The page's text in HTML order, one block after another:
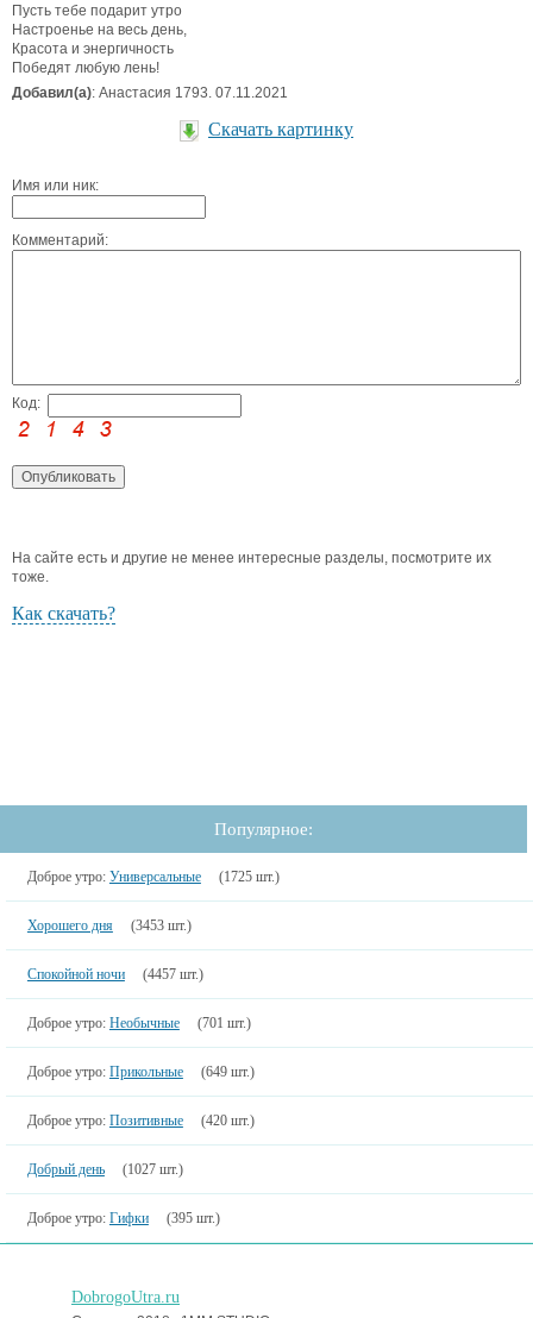
Пусть тебе подарит утро
Настроенье на весь день,
Красота и энергичность
Победят любую лень!
Добавил(а): Анастасия 1793. 07.11.2021
Скачать картинку
Имя или ник:
Комментарий:
Код:
На сайте есть и другие не менее интересные разделы, посмотрите их
тоже.
Как скачать?
Популярное:
Доброе утро: Универсальные (1725 шт.)
Хорошего дня (3453 шт.)
Спокойной ночи (4457 шт.)
Доброе утро: Необычные (701 шт.)
Доброе утро: Прикольные (649 шт.)
Доброе утро: Позитивные (420 шт.)
Добрый день (1027 шт.)
Доброе утро: Гифки (395 шт.)
DobrogoUtra.ru